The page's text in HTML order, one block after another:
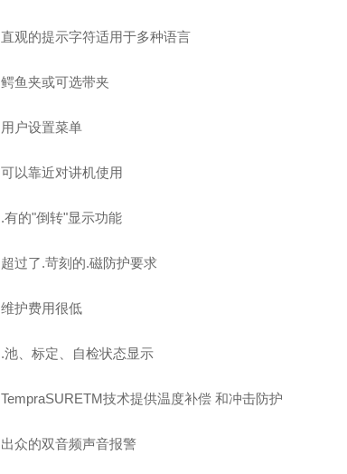
直观的提示字符适用于多种语言
鳄鱼夹或可选带夹
用户设置菜单
可以靠近对讲机使用
.有的"倒转"显示功能
超过了.苛刻的.磁防护要求
维护费用很低
.池、标定、自检状态显示
TempraSURETM技术提供温度补偿 和冲击防护
出众的双音频声音报警